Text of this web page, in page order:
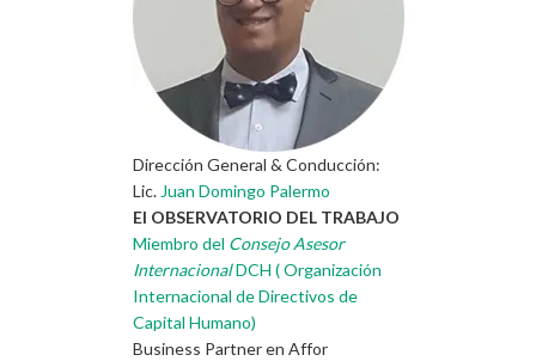
Dirección General & Conducción:
Lic. Juan Domingo Palermo
El OBSERVATORIO DEL TRABAJO
Miembro del Consejo Asesor
InternacionalDCH ( Organización
Internacional de Directivos de
Capital Humano)
Business Partner en Affor